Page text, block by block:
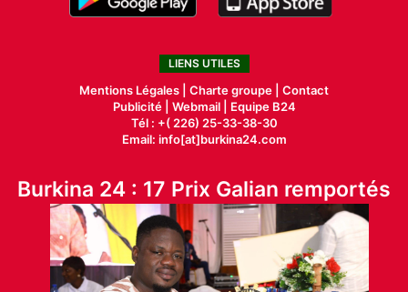
LIENS UTILES
Mentions Légales | Charte groupe | Contact
Publicité| Webmail |
Equipe B24
Tél : +( 226) 25-33-38-30
Email: info[at]burkina24.com
Burkina 24 : 17 Prix Galian remportés